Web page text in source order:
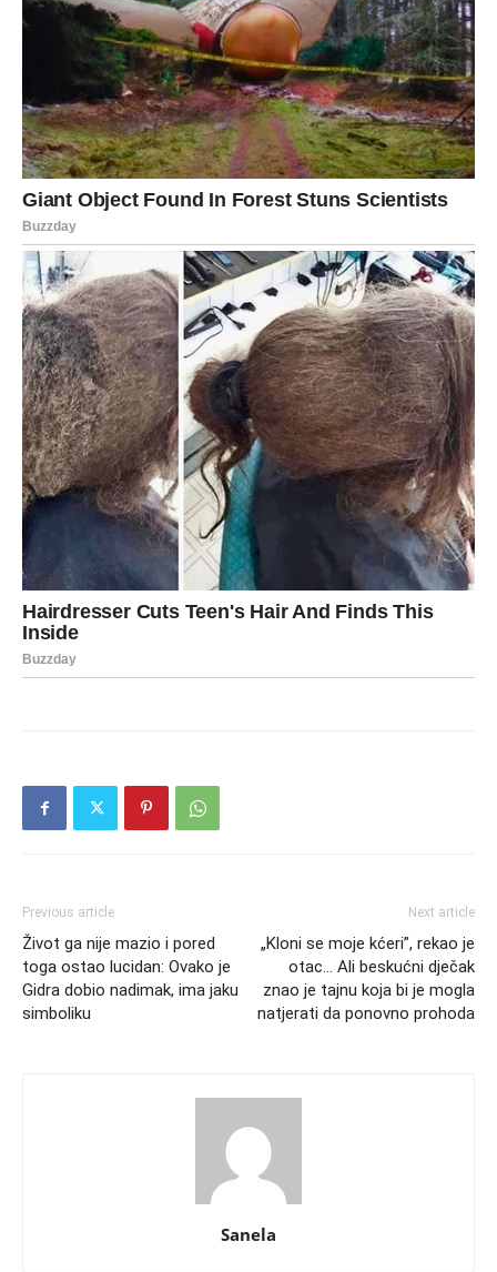
Previous article
Život ga nije mazio i pored
toga ostao lucidan: Ovako je
Gidra dobio nadimak, ima jaku
simboliku
Next article
„Kloni se moje kćeri”, rekao je
otac… Ali beskućni dječak
znao je tajnu koja bi je mogla
natjerati da ponovno prohoda
Sanela